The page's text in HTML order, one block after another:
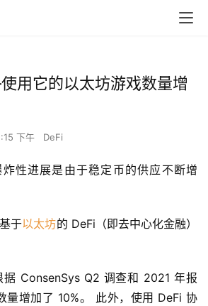
用它的以太坊游戏数量增
下午 DeFi
性进展是由于稳定币的供应不断增
于以太坊的 DeFi（即去中心化金融）
ConsenSys Q2 调查和 2021 年报
量增加了 10%。 此外，使用 DeFi 协